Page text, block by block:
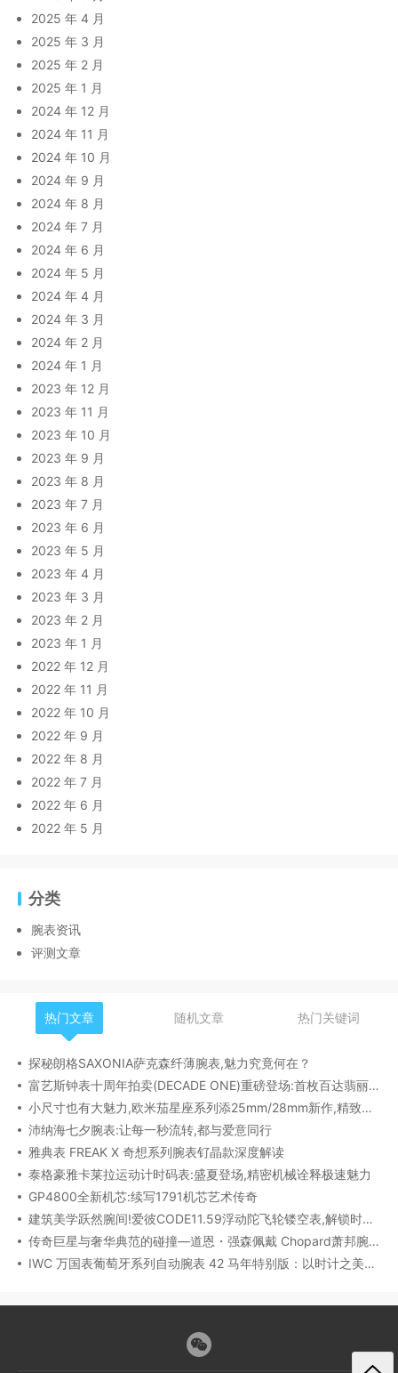
2025 年 4 月
2025 年 3 月
2025 年 2 月
2025 年 1 月
2024 年 12 月
2024 年 11 月
2024 年 10 月
2024 年 9 月
2024 年 8 月
2024 年 7 月
2024 年 6 月
2024 年 5 月
2024 年 4 月
2024 年 3 月
2024 年 2 月
2024 年 1 月
2023 年 12 月
2023 年 11 月
2023 年 10 月
2023 年 9 月
2023 年 8 月
2023 年 7 月
2023 年 6 月
2023 年 5 月
2023 年 4 月
2023 年 3 月
2023 年 2 月
2023 年 1 月
2022 年 12 月
2022 年 11 月
2022 年 10 月
2022 年 9 月
2022 年 8 月
2022 年 7 月
2022 年 6 月
2022 年 5 月
分类
腕表资讯
评测文章
热门文章 随机文章 热门关键词
探秘朗格SAXONIA萨克森纤薄腕表,魅力究竟何在？
富艺斯钟表十周年拍卖(DECADE ONE)重磅登场:首枚百达翡丽1518精钢腕表领衔呈献
小尺寸也有大魅力,欧米茄星座系列添25mm/28mm新作,精致感拉满
沛纳海七夕腕表:让每一秒流转,都与爱意同行
雅典表 FREAK X 奇想系列腕表钌晶款深度解读​
泰格豪雅卡莱拉运动计时码表:盛夏登场,精密机械诠释极速魅力
GP4800全新机芯:续写1791机芯艺术传奇
建筑美学跃然腕间!爱彼CODE11.59浮动陀飞轮镂空表,解锁时间律动新形态
传奇巨星与奢华典范的碰撞—道恩・强森佩戴 Chopard萧邦腕表珠宝亮相威尼斯电影节
IWC 万国表葡萄牙系列自动腕表 42 马年特别版：以时计之美，致敬农历新年​